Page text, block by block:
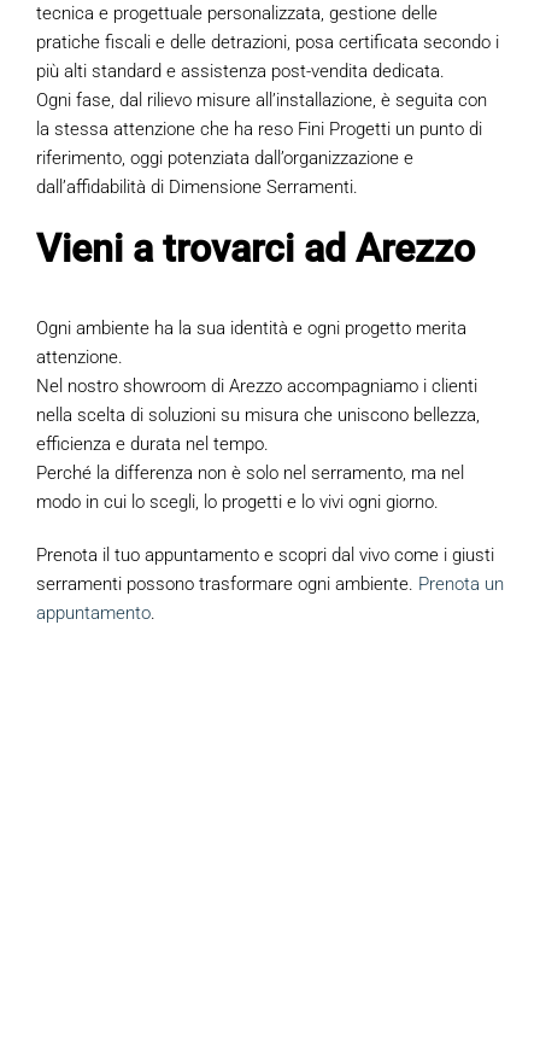
tecnica e progettuale personalizzata, gestione delle
pratiche fiscali e delle detrazioni, posa certificata secondo i
più alti standard e assistenza post-vendita dedicata.
Ogni fase, dal rilievo misure all’installazione, è seguita con
la stessa attenzione che ha reso Fini Progetti un punto di
riferimento, oggi potenziata dall’organizzazione e
dall’affidabilità di Dimensione Serramenti.
Vieni a trovarci ad Arezzo
Ogni ambiente ha la sua identità e ogni progetto merita
attenzione.
Nel nostro showroom di Arezzo accompagniamo i clienti
nella scelta di soluzioni su misura che uniscono bellezza,
efficienza e durata nel tempo.
Perché la differenza non è solo nel serramento, ma nel
modo in cui lo scegli, lo progetti e lo vivi ogni giorno.
Prenota il tuo appuntamento e scopri dal vivo come i giusti
serramenti possono trasformare ogni ambiente. Prenota un
appuntamento.